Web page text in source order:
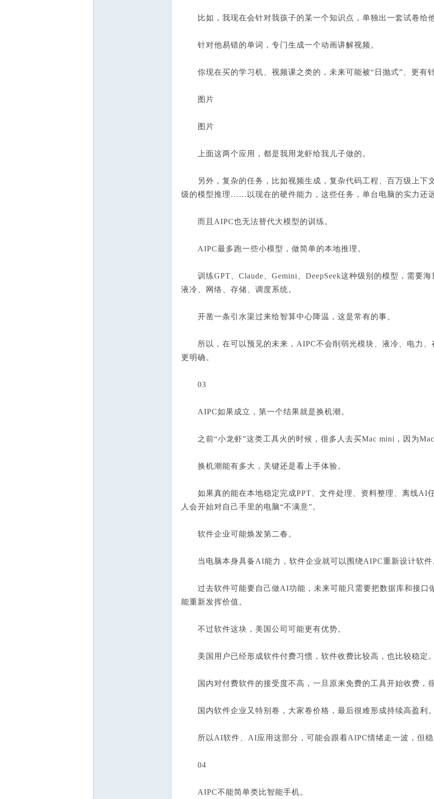
比如，我现在会针对我孩子的某一个知识点，单独出一套试卷给他
针对他易错的单词，专门生成一个动画讲解视频。
你现在买的学习机、视频课之类的，未来可能被“日抛式”、更有
图片
图片
上面这两个应用，都是我用龙虾给我儿子做的。
另外，复杂的任务，比如视频生成，复杂代码工程、百万级上下
级的模型推理……以现在的硬件能力，这些任务，单台电脑的实力还
而且AIPC也无法替代大模型的训练。
AIPC最多跑一些小模型，做简单的本地推理。
训练GPT、Claude、Gemini、DeepSeek这种级别的模型，需要海
液冷、网络、存储、调度系统。
开凿一条引水渠过来给智算中心降温，这是常有的事。
所以，在可以预见的未来，AIPC不会削弱光模块、液冷、电力、
更明确。
03
AIPC如果成立，第一个结果就是换机潮。
之前“小龙虾”这类工具火的时候，很多人去买Mac mini，因为Mac
换机潮能有多大，关键还是看上手体验。
如果真的能在本地稳定完成PPT、文件处理、资料整理、离线AI
人会开始对自己手里的电脑“不满意”。
软件企业可能焕发第二春。
当电脑本身具备AI能力，软件企业就可以围绕AIPC重新设计软件
过去软件可能要自己做AI功能，未来可能只需要把数据库和接口
能重新发挥价值。
不过软件这块，美国公司可能更有优势。
美国用户已经形成软件付费习惯，软件收费比较高，也比较稳定。
国内对付费软件的接受度不高，一旦原来免费的工具开始收费，很
国内软件企业又特别卷，大家卷价格，最后很难形成持续高盈利。
所以AI软件、AI应用这部分，可能会跟着AIPC情绪走一波，但稳
04
AIPC不能简单类比智能手机。